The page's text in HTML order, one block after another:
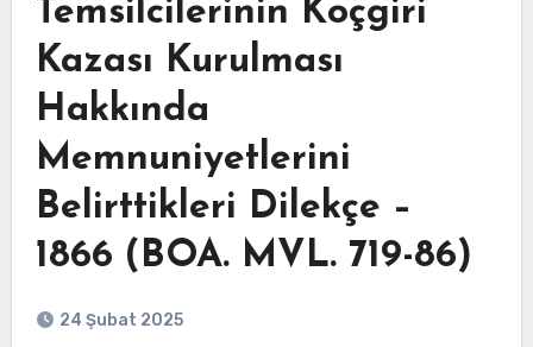
Temsilcilerinin Koçgiri
Kazası Kurulması
Hakkında
Memnuniyetlerini
Belirttikleri Dilekçe –
1866 (BOA. MVL. 719-86)
24 Şubat 2025